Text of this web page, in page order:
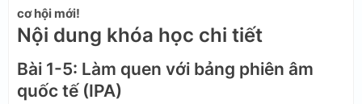
cơ hội mới!
Nội dung khóa học chi tiết
Bài 1-5: Làm quen với bảng phiên âm
quốc tế (IPA)